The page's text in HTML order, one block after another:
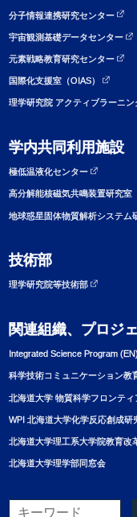
分子情報連携研究センター
宇宙観測基礎データセンター
元素戦略教育研究センター
国際化支援室（OIAS）
理学研究院 アクティブラーニン
学内共同利用施設
極低温液化センター
高分解能核磁気共鳴装置研究室
地球惑星固体物質解析システム
技術部
理学研究院等技術部
関連組織、プロジ
Integrated Science Program (EN)
科学技術コミュニケーション教
北海道大学 物質科学フロンテ
WPI 北海道大学化学反応創成研
北海道大学理工系大学院教育改
北海道大学理学部同窓会